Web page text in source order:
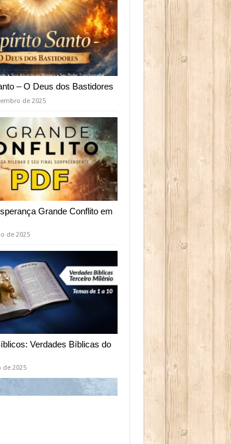
– O Deus dos Bastidores
de 2025
Grande Conflito em
de 2025
Verdades Bíblicas do
de 2025